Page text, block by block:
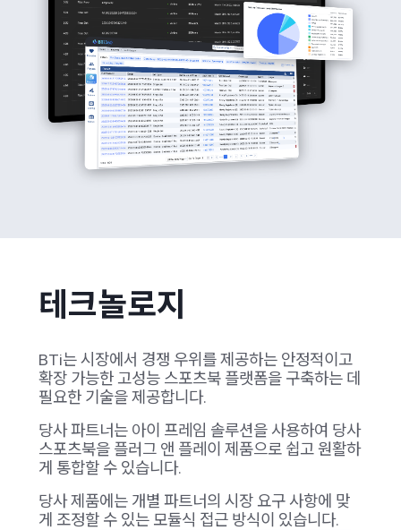
테크놀로지
BTi는 시장에서 경쟁 우위를 제공하는 안정적이고
확장 가능한 고성능 스포츠북 플랫폼을 구축하는 데
필요한 기술을 제공합니다.
당사 파트너는 아이 프레임 솔루션을 사용하여 당사
스포츠북을 플러그 앤 플레이 제품으로 쉽고 원활하
게 통합할 수 있습니다.
당사 제품에는 개별 파트너의 시장 요구 사항에 맞
게 조정할 수 있는 모듈식 접근 방식이 있습니다.